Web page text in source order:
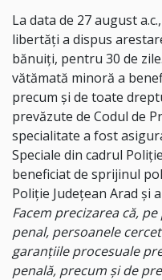
La data de 27 august
libertăți a dispus
bănuiți, pentru 30 de
vătămată minoră a
precum și de toate
prevăzute de Codul de
specialitate a fost
Speciale din cadrul
beneficiat de sprijinul
Poliție Județean Arad și
Facem precizarea că,
penal, persoanele
garanțiile procesuale
penală, precum și de